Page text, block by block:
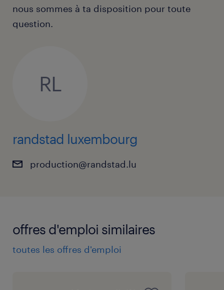
nous sommes à ta disposition pour toute
question.
RL
randstad luxembourg
production@randstad.lu
offres d'emploi similaires
toutes les offres d'emploi